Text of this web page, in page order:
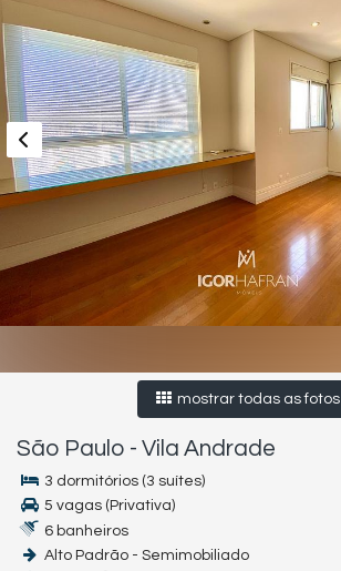
mostrar todas as fotos
São Paulo - Vila Andrade
3 dormitórios (3 suítes)
5 vagas (Privativa)
6 banheiros
Alto Padrão - Semimobiliado